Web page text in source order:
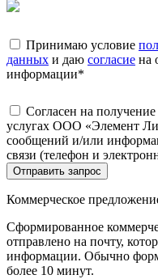
Принимаю условие
данных и даю согласие на
информации*
Согласен на
услугах ООО «Элемент
сообщений и/или
связи (телефон и
Отправить запрос
Коммерческое
Сформированное
отправлено на почту,
информации. Обычно
более 10 минут.